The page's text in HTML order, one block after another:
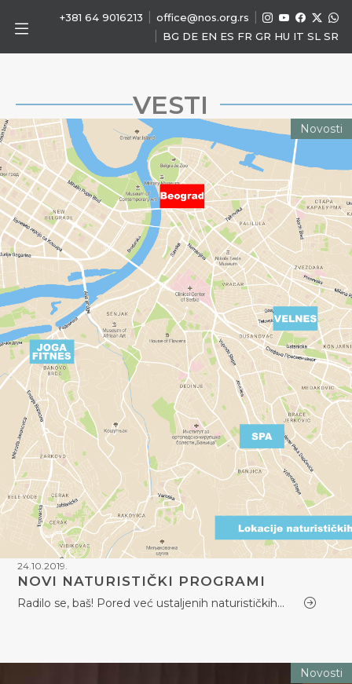
+381 64 9016213 office@nos.org.rs
BG DE EN ES FR GR HU IT SL SR
VESTI
Novosti
24.10.2019.
NOVI NATURISTIČKI PROGRAMI
Radilo se, baš! Pored već ustaljenih naturističkih…
Novosti